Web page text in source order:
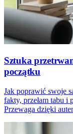
Sztuka
początku
Jak poprawić swoje
fakty, przełam tabu i
Przewaga dzięki